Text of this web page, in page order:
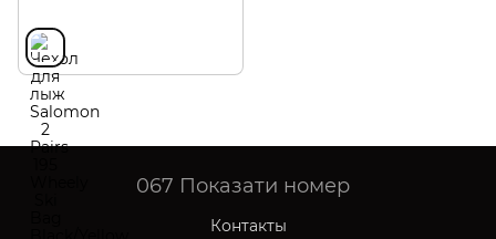
067 Показати номер
Контакты